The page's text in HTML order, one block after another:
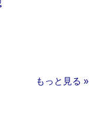
もっと見る »